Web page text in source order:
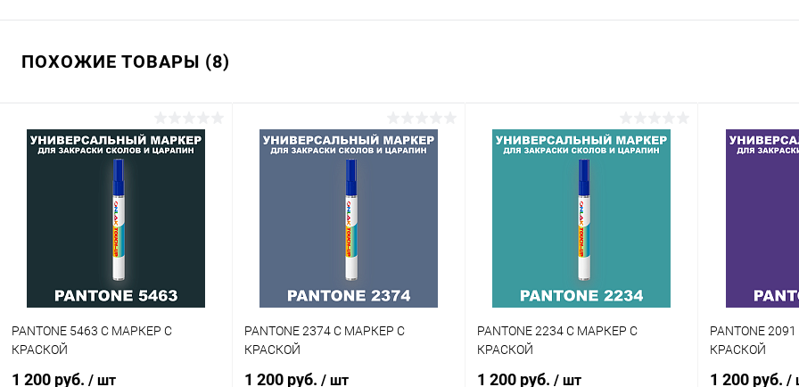
Цвет: Цвет:
полуматовая
Цвет:
матовая
ПОХОЖИЕ ТОВАРЫ (8)
PANTONE 5463 C МАРКЕР С
КРАСКОЙ
1 200 руб. / шт
PANTONE 2374 C МАРКЕР С
КРАСКОЙ
1 200 руб. / шт
PANTONE 2234 C МАРКЕР С
КРАСКОЙ
1 200 руб. / шт
PANTONE
КРАСКОЙ
1 200 руб. /